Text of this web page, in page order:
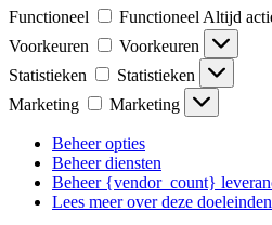
Functioneel
Functioneel Altijd
Voorkeuren
Voorkeuren
Statistieken
Statistieken
Marketing
Marketing
Beheer opties
Beheer diensten
Beheer {vendor_count}
Lees meer over deze doeleinden